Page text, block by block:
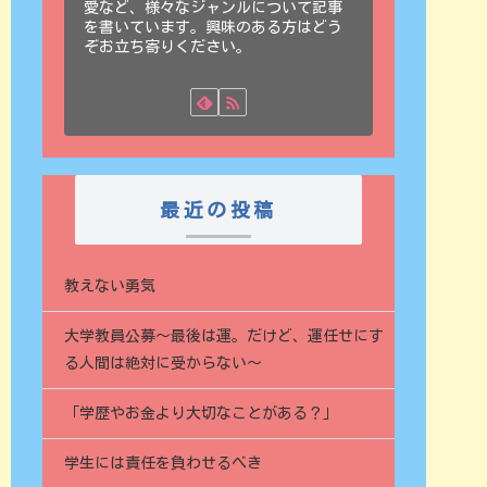
愛など、様々なジャンルについて記事
を書いています。興味のある方はどう
ぞお立ち寄りください。
最近の投稿
教えない勇気
大学教員公募〜最後は運。だけど、運任せにす
る人間は絶対に受からない〜
「学歴やお金より大切なことがある？」
学生には責任を負わせるべき